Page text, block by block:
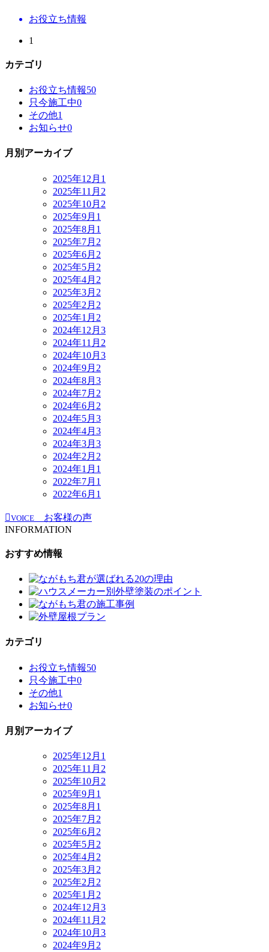
お役立ち情報
1
カテゴリ
お役立ち情報50
只今施工中0
その他1
お知らせ0
月別アーカイブ
2025年12月 1
2025年11月 2
2025年10月 2
2025年9月 1
2025年8月 1
2025年7月 2
2025年6月 2
2025年5月 2
2025年4月 2
2025年3月 2
2025年2月 2
2025年1月 2
2024年12月 3
2024年11月 2
2024年10月 3
2024年9月 2
2024年8月 3
2024年7月 2
2024年6月 2
2024年5月 3
2024年4月 3
2024年3月 3
2024年2月 2
2024年1月 1
2022年7月 1
2022年6月 1
VOICE
お客様の声
INFORMATION
おすすめ情報
カテゴリ
お役立ち情報50
只今施工中0
その他1
お知らせ0
月別アーカイブ
2025年12月 1
2025年11月 2
2025年10月 2
2025年9月 1
2025年8月 1
2025年7月 2
2025年6月 2
2025年5月 2
2025年4月 2
2025年3月 2
2025年2月 2
2025年1月 2
2024年12月 3
2024年11月 2
2024年10月 3
2024年9月 2